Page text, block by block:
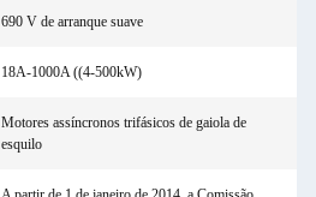
690 V de arranque suave
18A-1000A ((4-500kW)
Motores assíncronos trifásicos de gaiola de
esquilo